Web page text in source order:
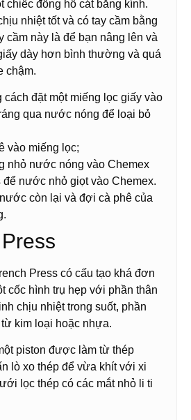
chiếc đồng hồ cát bằng kính.
nhiệt tốt và có tay cầm bằng
cầm này là để bạn nâng lên và
dày hơn bình thường và quá
chậm.
cách đặt một miếng lọc giấy vào
qua nước nóng để loại bỏ
vào miếng lọc;
nhỏ nước nóng vào Chemex
nước nhỏ giọt vào Chemex.
còn lại và đợi cà phê của
Press có cấu tạo khá đơn
cốc hình trụ hẹp với phần thân
chịu nhiệt trong suốt, phần
kim loại hoặc nhựa.
piston được làm từ thép
lò xo thép để vừa khít với xi
lọc thép có các mắt nhỏ li ti